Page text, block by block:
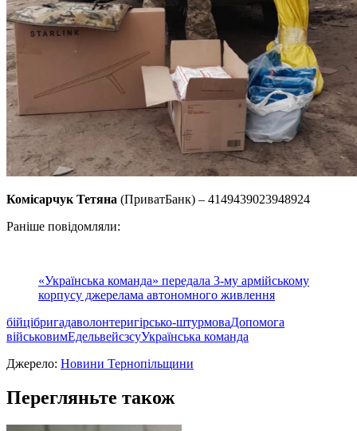
Комісарчук Тетяна (ПриватБанк) – 4149439023948924
Раніше повідомляли:
«Українська команда» передала 3-му армійському
корпусу джерелама автономного живлення
бійцібригадаволонтеригірсько-штурмоваДопомога
військовимЕдельвейсзсуУкраїнська команда
Джерело: Новини Тернопільщини
Перегляньте також